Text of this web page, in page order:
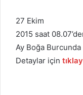
27 Ekim
2015 saat
Ay Boğa
Detaylar için